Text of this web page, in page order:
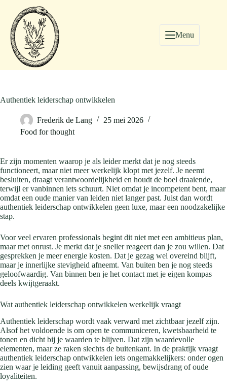
Menu
Authentiek leiderschap ontwikkelen
Frederik de Lang
25 mei 2026
Food for thought
Er zijn momenten waarop je als leider merkt dat je nog steeds
functioneert, maar niet meer werkelijk klopt met jezelf. Je neemt
besluiten, draagt verantwoordelijkheid en houdt de boel draaiende,
terwijl er vanbinnen iets schuurt. Niet omdat je incompetent bent, maar
omdat een oude manier van leiden niet langer past. Juist dan wordt
authentiek leiderschap ontwikkelen geen luxe, maar een noodzakelijke
stap.
Voor veel ervaren professionals begint dit niet met een ambitieus plan,
maar met onrust. Je merkt dat je sneller reageert dan je zou willen. Dat
gesprekken je meer energie kosten. Dat je gezag wel overeind blijft,
maar je innerlijke stevigheid afneemt. Van buiten ben je nog steeds
geloofwaardig. Van binnen ben je het contact met je eigen kompas
deels kwijtgeraakt.
Wat authentiek leiderschap ontwikkelen werkelijk vraagt
Authentiek leiderschap wordt vaak verward met zichtbaar jezelf zijn.
Alsof het voldoende is om open te communiceren, kwetsbaarheid te
tonen en dicht bij je waarden te blijven. Dat zijn waardevolle
elementen, maar ze raken slechts de buitenkant. In de praktijk vraagt
authentiek leiderschap ontwikkelen iets ongemakkelijkers: onder ogen
zien waar je leiding geeft vanuit aanpassing, bewijsdrang of oude
loyaliteiten.